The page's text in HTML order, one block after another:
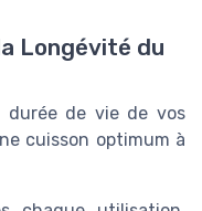
Longévité du
durée de vie de vos
cuisson optimum à